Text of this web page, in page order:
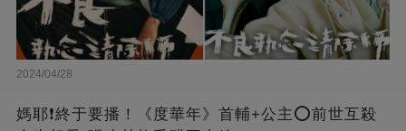
2024/04/28
媽耶❗️終于要播！《度華年》首輔+公主⭕前世互殺